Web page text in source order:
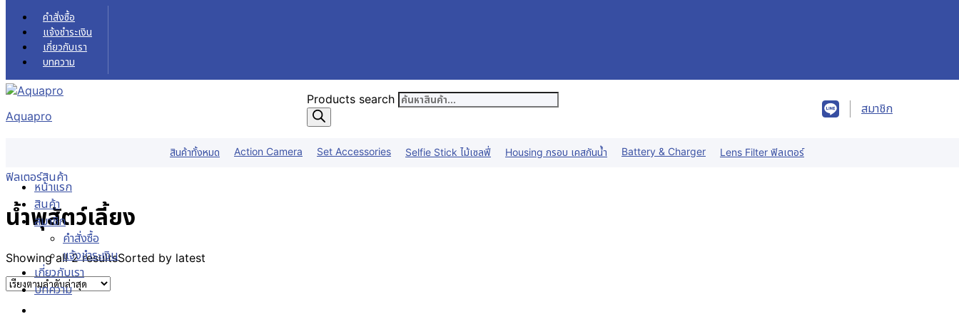
Skip to content
คำสั่งซื้อ
แจ้งชำระเงิน
เกี่ยวกับเรา
บทความ
Aquapro
Products search
สมาชิก
สินค้าทั้งหมด Action Camera Set Accessories Selfie Stick ไม้เซลฟี่ Housing กรอบ เคสกันน้ำ Battery & Charger Lens Filter ฟิลเตอร์
หน้าแรก
สินค้า
สมาชิก
คำสั่งซื้อ
แจ้งชำระเงิน
เกี่ยวกับเรา
บทความ
ฟิลเตอร์สินค้า
น้ำพุสัตว์เลี้ยง
Showing all 2 resultsSorted by latest